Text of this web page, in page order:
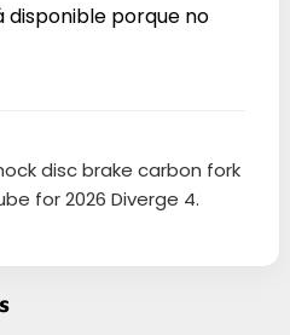
disponible porque no
disc brake carbon fork
for 2026 Diverge 4.